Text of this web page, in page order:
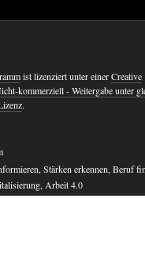
ist lizenziert unter einerCreative
kommerziell - Weitergabe unter
.
Stärken erkennen, Beruf
Arbeit 4.0